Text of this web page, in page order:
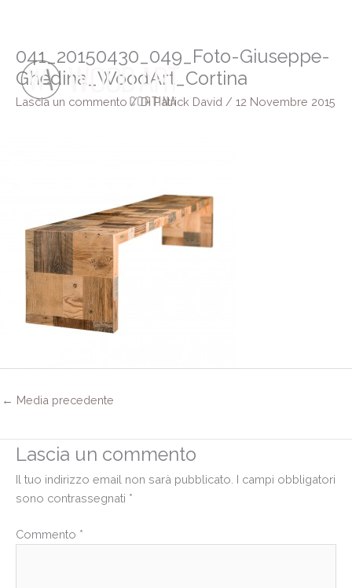
041_20150430_049_Foto-Giuseppe-
Ghedina_WoodArt_Cortina
Lascia un commento / DiPatrick David / 12 Novembre 2015
← Media precedente
Lascia un commento
Il tuo indirizzo email non sarà pubblicato. I campi obbligatori
sono contrassegnati *
Commento *